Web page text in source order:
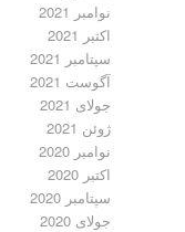
نوامبر 2021
اکتبر 2021
سپتامبر 2021
آگوست 2021
جولای 2021
ژوئن 2021
نوامبر 2020
اکتبر 2020
سپتامبر 2020
جولای 2020